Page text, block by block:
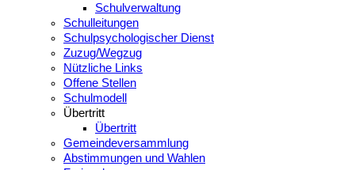
Schulverwaltung
Schulleitungen
Schulpsychologischer Dienst
Zuzug/Wegzug
Nützliche Links
Offene Stellen
Schulmodell
Übertritt
Übertritt
Gemeindeversammlung
Abstimmungen und Wahlen